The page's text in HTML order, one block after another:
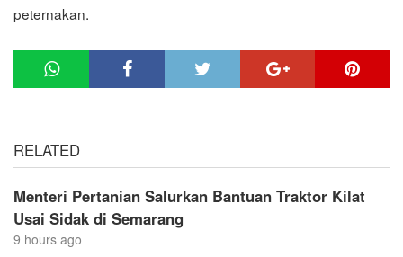
peternakan.
RELATED
Menteri Pertanian Salurkan Bantuan Traktor Kilat
Usai Sidak di Semarang
9 hours ago